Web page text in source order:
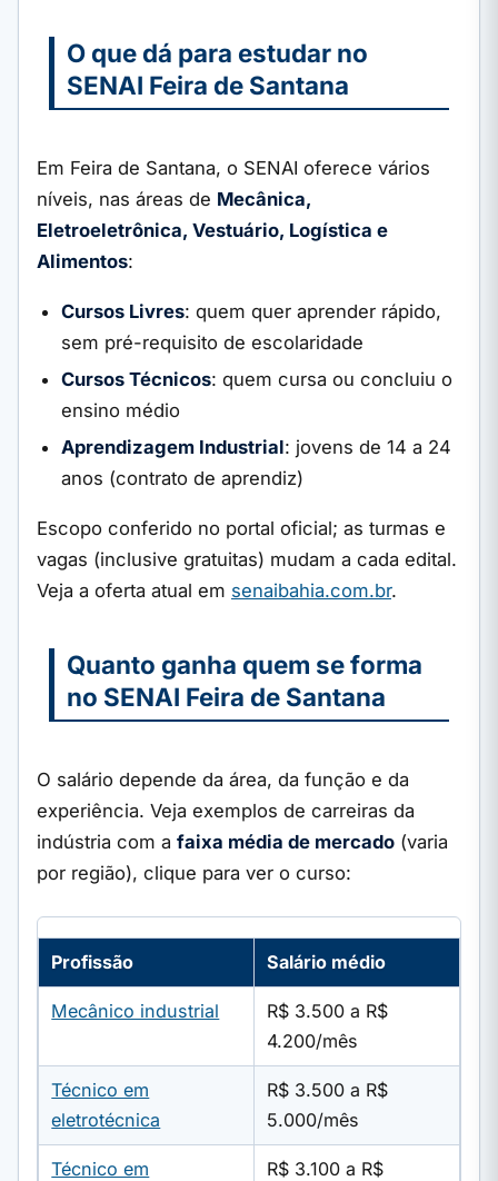
O que dá para estudar no
SENAI Feira de Santana
Em Feira de Santana, o SENAI oferece vários
níveis, nas áreas de Mecânica,
Eletroeletrônica, Vestuário, Logística e
Alimentos:
Cursos Livres: quem quer aprender rápido,
sem pré-requisito de escolaridade
Cursos Técnicos: quem cursa ou concluiu o
ensino médio
Aprendizagem Industrial: jovens de 14 a 24
anos (contrato de aprendiz)
Escopo conferido no portal oficial; as turmas e
vagas (inclusive gratuitas) mudam a cada edital.
Veja a oferta atual em senaibahia.com.br.
Quanto ganha quem se forma
no SENAI Feira de Santana
O salário depende da área, da função e da
experiência. Veja exemplos de carreiras da
indústria com a faixa média de mercado (varia
por região), clique para ver o curso:
Profissão Salário médio
Mecânico industrial
R$ 3.500 a R$
4.200/mês
Técnico em
eletrotécnica
R$ 3.500 a R$
5.000/mês
Técnico em
R$ 3.100 a R$